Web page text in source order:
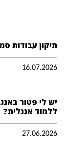
תיקון עבודות
16.07.2026
יש לי פטור
ללמוד אנגלית?
27.06.2026